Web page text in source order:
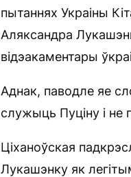
пытаннях Украіны
Аляксандра
відэакаментары
Аднак, паводле яе
служыць Пуціну і не
Ціханоўская
Лукашэнку як